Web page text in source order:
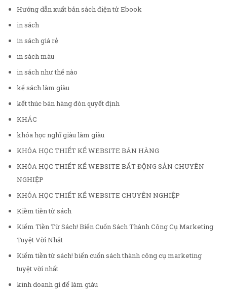
Hướng dẫn xuất bản sách điện tử Ebook
in sách
in sách giá rẻ
in sách màu
in sách như thế nào
kế sách làm giàu
kết thúc bán hàng đòn quyết định
KHÁC
khóa học nghĩ giàu làm giàu
KHÓA HỌC THIẾT KẾ WEBSITE BÁN HÀNG
KHÓA HỌC THIẾT KẾ WEBSITE BẤT ĐỘNG SẢN CHUYÊN
NGHIỆP
KHÓA HỌC THIẾT KẾ WEBSITE CHUYÊN NGHIỆP
Kiềm tiền từ sách
Kiếm Tiền Từ Sách! Biến Cuốn Sách Thành Công Cụ Marketing
Tuyệt Vời Nhất
Kiếm tiền từ sách! biến cuốn sách thành công cụ marketing
tuyệt vời nhất
kinh doanh gì để làm giàu